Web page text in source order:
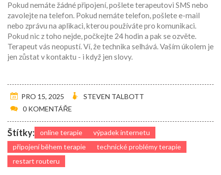
Pokud nemáte žádné připojení, pošlete terapeutovi SMS nebo
zavolejte na telefon. Pokud nemáte telefon, pošlete e-mail
nebo zprávu na aplikaci, kterou používáte pro komunikaci.
Pokud nic z toho nejde, počkejte 24 hodin a pak se ozvěte.
Terapeut vás neopustí. Ví, že technika selhává. Vaším úkolem je
jen zůstat v kontaktu - i když jen slovy.
PRO 15, 2025
STEVEN TALBOTT
0 KOMENTÁŘE
Štítky: online terapie
výpadek internetu
připojení během terapie
technické problémy terapie
restart routeru